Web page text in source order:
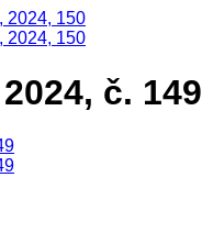
č. 149